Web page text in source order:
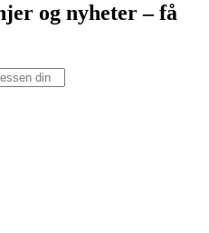
og nyheter – få